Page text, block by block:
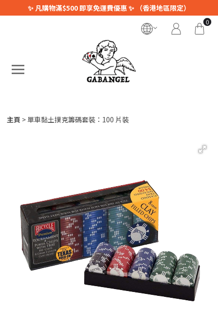
✨ 凡購物滿$500 即享免運費優惠 ✨ （香港地區限定）
0
主頁 單車黏土撲克籌碼套裝：100 片裝